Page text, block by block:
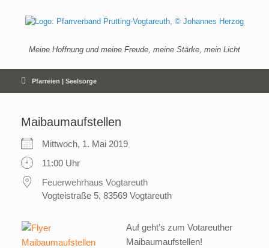
springen
Meine Hoffnung und meine Freude, meine Stärke, mein Licht
Pfarreien | Seelsorge
Maibaumaufstellen
Mittwoch, 1. Mai 2019
11:00 Uhr
Feuerwehrhaus Vogtareuth
Vogteistraße 5, 83569 Vogtareuth
Auf geht’s zum Votareuther
Maibaumaufstellen!